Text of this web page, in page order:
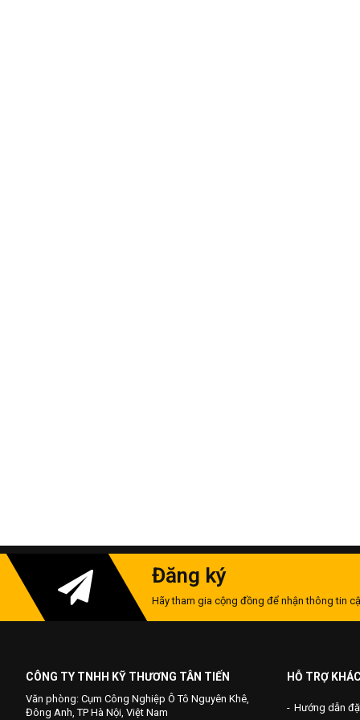
Đăng ký
Hãy tham gia cộng đồng để nhận thông tin
CÔNG TY TNHH KỸ THƯƠNG TÂN TIẾN
Văn phòng: Cụm Công Nghiệp Ô Tô Nguyên Khê,
Đông Anh, TP Hà Nội, Việt Nam
HỖ TRỢ
Hướng dẫn